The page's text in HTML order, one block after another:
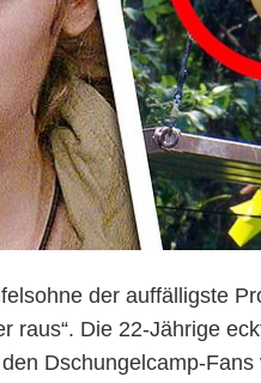
der auffälligste
raus“. Die 22-Jährige
Dschungelcamp-